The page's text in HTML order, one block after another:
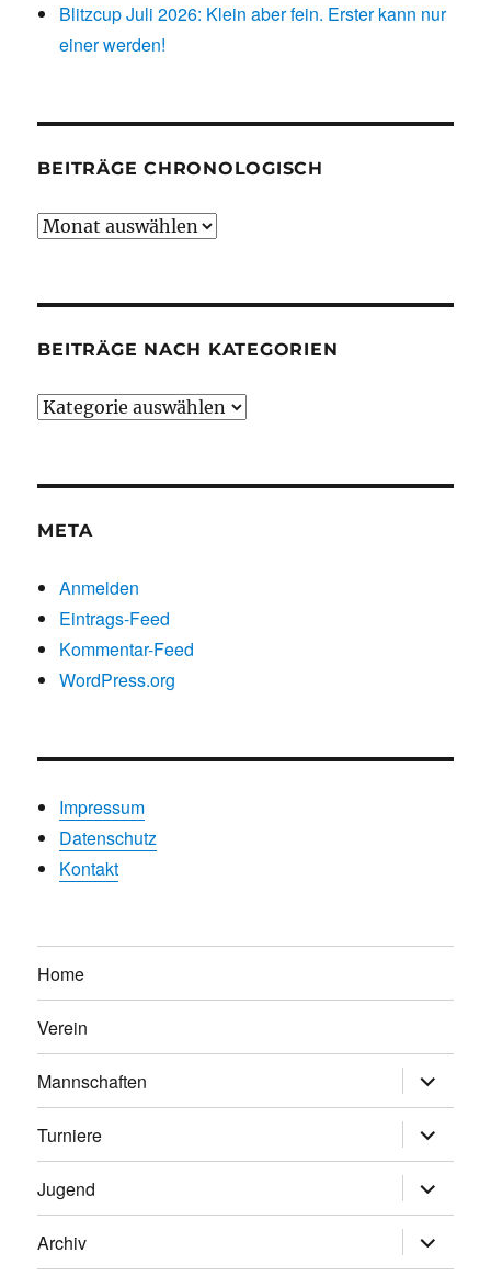
Blitzcup Juli 2026: Klein aber fein. Erster kann nur
einer werden!
BEITRÄGE CHRONOLOGISCH
Beiträge
BEITRÄGE NACH KATEGORIEN
Beiträge
META
Anmelden
Eintrags-Feed
Kommentar-Feed
WordPress.org
Impressum
Datenschutz
Kontakt
Home
Verein
Mannschaften
anzeigen
Turniere
anzeigen
Jugend
anzeigen
Archiv
anzeigen